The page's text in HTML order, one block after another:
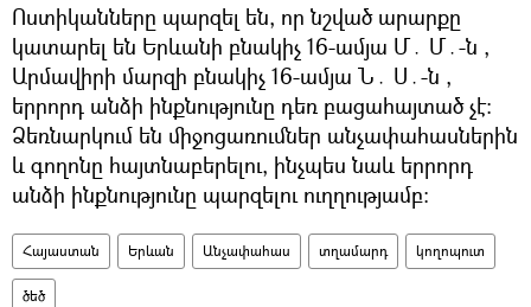
Ոստիկանները պարզել են, որ նշված արարքը
կատարել են Երևանի բնակիչ 16-ամյա Մ․ Մ․-ն ,
Արմավիրի մարզի բնակիչ 16-ամյա Ն․ Ս․-ն ,
երրորդ անձի ինքնությունը դեռ բացահայտած չէ։
Ձեռնարկում են միջոցառումներ անչափահասներին
և գողոնը հայտնաբերելու, ինչպես նաև երրորդ
անձի ինքնությունը պարզելու ուղղությամբ։
Հայաստան Երևան Անչափահաս տղամարդ կողոպուտ
ծեծ